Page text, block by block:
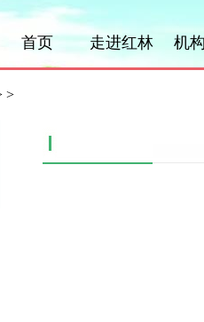
首页 走进红林 机
>